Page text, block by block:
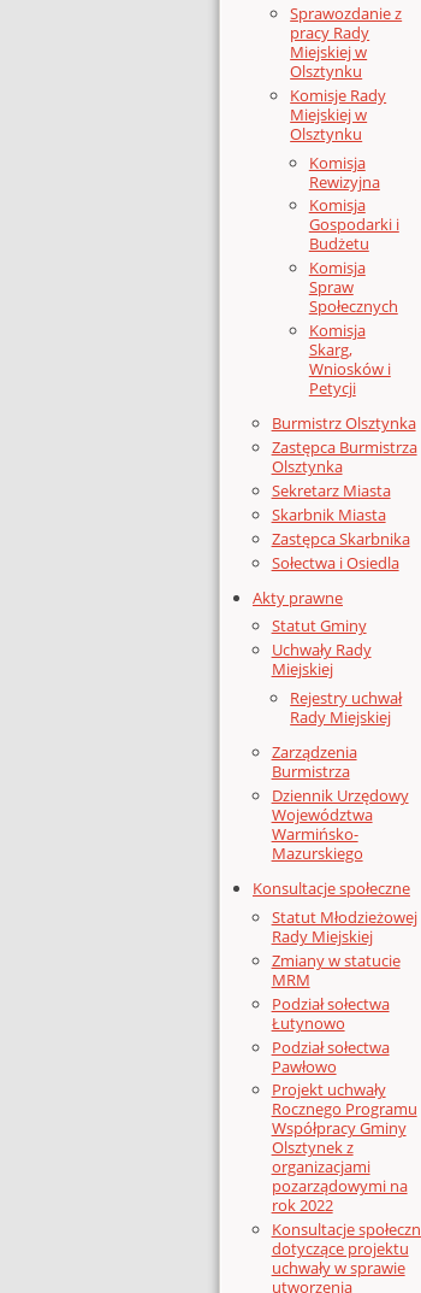
Sprawozdanie z
pracy Rady
Miejskiej w
Olsztynku
Komisje Rady
Miejskiej w
Olsztynku
Komisja
Rewizyjna
Komisja
Gospodarki i
Budżetu
Komisja
Spraw
Społecznych
Komisja
Skarg,
Wniosków i
Petycji
Burmistrz Olsztynka
Zastępca Burmistrza
Olsztynka
Sekretarz Miasta
Skarbnik Miasta
Zastępca Skarbnika
Sołectwa i Osiedla
Akty prawne
Statut Gminy
Uchwały Rady
Miejskiej
Rejestry uchwał
Rady Miejskiej
Zarządzenia
Burmistrza
Dziennik Urzędowy
Województwa
Warmińsko-
Mazurskiego
Konsultacje społeczne
Statut Młodzieżowej
Rady Miejskiej
Zmiany w statucie
MRM
Podział sołectwa
Łutynowo
Podział sołectwa
Pawłowo
Projekt uchwały
Rocznego Programu
Współpracy Gminy
Olsztynek z
organizacjami
pozarządowymi na
rok 2022
Konsultacje
dotyczące projektu
uchwały w sprawie
utworzenia